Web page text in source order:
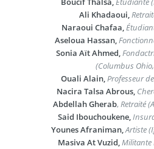
Ali Khadaoui,
Naraoui Chafaa,
Aseloua Hassan,
Sonia Aït Ahmed,
(Columbus Ohio,
Ouali Alain,Professeur
Nacira Talsa Abrous,
Abdellah Gherab, Retraité
Said Ibouchoukene,
Younes Afraniman,Artiste
Masiva At Vuzid,Militante